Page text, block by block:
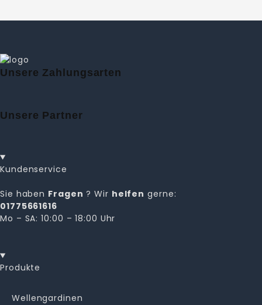
Unsere Zahlungsarten
Unsere Partner
Kundenservice
Sie haben Fragen ? Wir helfen gerne:
01775661616
Mo – SA: 10:00 – 18:00 Uhr
Produkte
Wellengardinen